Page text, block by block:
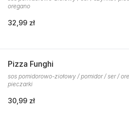
oregano
32,99 zł
Pizza Funghi
sos pomidorowo-ziołowy / pomidor / ser /
pieczarki
30,99 zł